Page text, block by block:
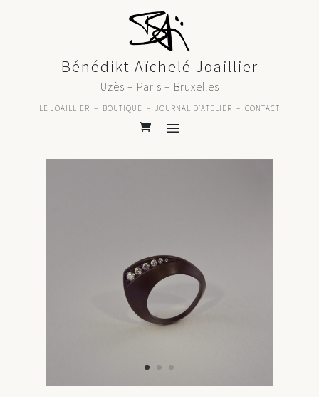
Bénédikt Aïchelé Joaillier
Uzès – Paris – Bruxelles
LE JOAILLIER – BOUTIQUE – JOURNAL D’ATELIER – CONTACT